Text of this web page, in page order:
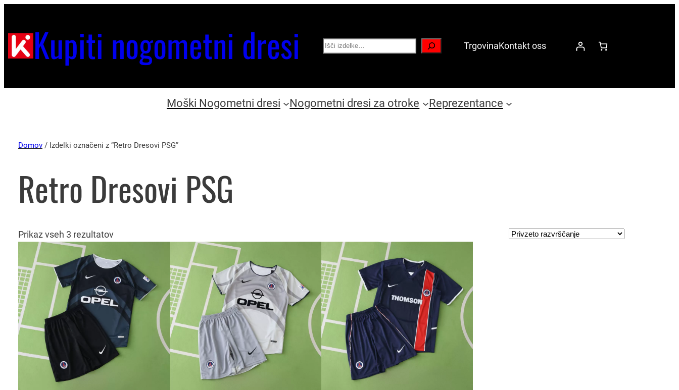
Kupiti nogometni dresi Search TrgovinaKontakt oss
Moški Nogometni dresi Nogometni dresi za otroke Reprezentance
Domov / Izdelki označeni z “Retro Dresovi PSG”
Retro Dresovi PSG
Prikaz vseh 3 rezultatov